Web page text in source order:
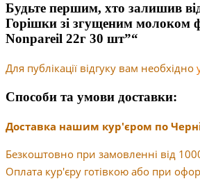
Будьте першим, хто залишив
Горішки зі згущеним
Nonpareil 22г 30 шт”“
Для публікації відгуку вам необхідно
Способи та умови доставки:
Доставка нашим кур'єром по
Безкоштовно при замовленні від
Оплата кур'єру готівкою або при